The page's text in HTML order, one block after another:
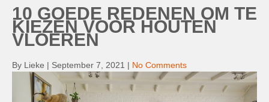
10 GOEDE REDENEN OM TE
KIEZEN VOOR HOUTEN
VLOEREN
By Lieke | September 7, 2021 | No Comments